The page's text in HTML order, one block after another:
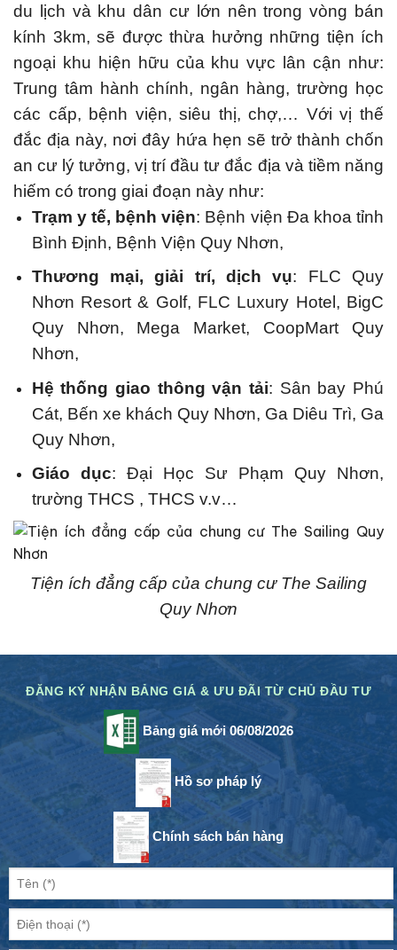
du lịch và khu dân cư lớn nên trong vòng bán
kính 3km, sẽ được thừa hưởng những tiện ích
ngoại khu hiện hữu của khu vực lân cận như:
Trung tâm hành chính, ngân hàng, trường học
các cấp, bệnh viện, siêu thị, chợ,… Với vị thế
đắc địa này, nơi đây hứa hẹn sẽ trở thành chốn
an cư lý tưởng, vị trí đầu tư đắc địa và tiềm năng
hiếm có trong giai đoạn này như:
Trạm y tế, bệnh viện: Bệnh viện Đa khoa tỉnh
Bình Định, Bệnh Viện Quy Nhơn,
Thương mại, giải trí, dịch vụ: FLC Quy
Nhơn Resort & Golf, FLC Luxury Hotel, BigC
Quy Nhơn, Mega Market, CoopMart Quy
Nhơn,
Hệ thống giao thông vận tải: Sân bay Phú
Cát, Bến xe khách Quy Nhơn, Ga Diêu Trì, Ga
Quy Nhơn,
Giáo dục: Đại Học Sư Phạm Quy Nhơn,
trường THCS , THCS v.v…
Tiện ích đẳng cấp của chung cư The Sailing
Quy Nhơn
ĐĂNG KÝ NHẬN BẢNG GIÁ & ƯU ĐÃI TỪ CHỦ ĐẦU TƯ
Bảng giá mới 06/08/2026
Hồ sơ pháp lý
Chính sách bán hàng